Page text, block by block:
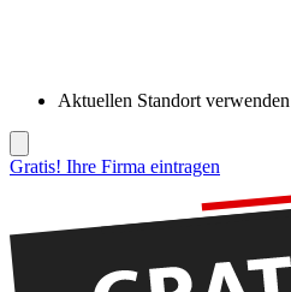
Aktuellen Standort verwenden
Gratis! Ihre Firma eintragen